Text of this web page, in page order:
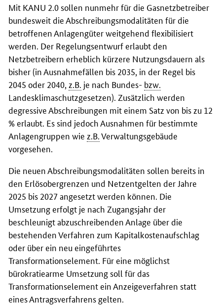
Mit KANU 2.0 sollen nunmehr für die Gasnetzbetreiber
bundesweit die Abschreibungsmodalitäten für die
betroffenen Anlagengüter weitgehend flexibilisiert
werden. Der Regelungsentwurf erlaubt den
Netzbetreibern erheblich kürzere Nutzungsdauern als
bisher (in Ausnahmefällen bis 2035, in der Regel bis
2045 oder 2040, z.B. je nach Bundes- bzw.
Landesklimaschutzgesetzen). Zusätzlich werden
degressive Abschreibungen mit einem Satz von bis zu 12
% erlaubt. Es sind jedoch Ausnahmen für bestimmte
Anlagengruppen wie z.B.Verwaltungsgebäude
vorgesehen.
Die neuen Abschreibungsmodalitäten sollen bereits in
den Erlösobergrenzen und Netzentgelten der Jahre
2025 bis 2027 angesetzt werden können. Die
Umsetzung erfolgt je nach Zugangsjahr der
beschleunigt abzuschreibenden Anlage über die
bestehenden Verfahren zum Kapitalkostenaufschlag
oder über ein neu eingeführtes
Transformationselement. Für eine möglichst
bürokratiearme Umsetzung soll für das
Transformationselement ein Anzeigeverfahren statt
eines Antragsverfahrens gelten.